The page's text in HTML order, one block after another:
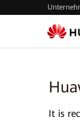
It is